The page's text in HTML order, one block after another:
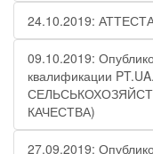
24.10.2019:
09.10.2019:
квалификации
КАЧЕСТВА)
27.09.2019: